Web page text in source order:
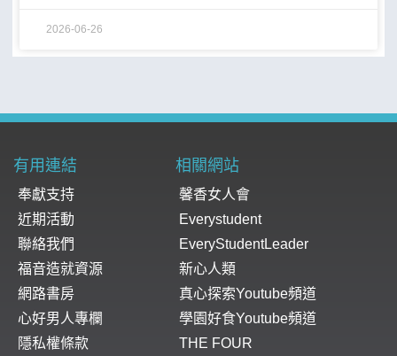
2026-06-26
有用連結 相關網站
奉獻支持
近期活動
聯絡我們
福音造就資源
網路書房
心好男人專欄
隱私權條款
馨香女人會
Everystudent
EveryStudentLeader
新心人類
真心探索Youtube頻道
學園好食Youtube頻道
THE FOUR